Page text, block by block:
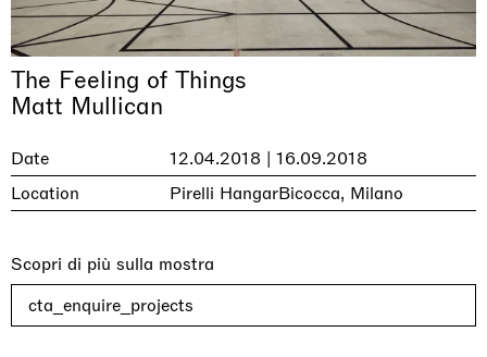
The Feeling of Things
Matt Mullican
Date
12.04.2018 | 16.09.2018
Location
Pirelli HangarBicocca, Milano
Scopri di più sulla mostra
cta_enquire_projects